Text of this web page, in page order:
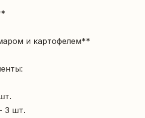
и картофелем**
3 шт.